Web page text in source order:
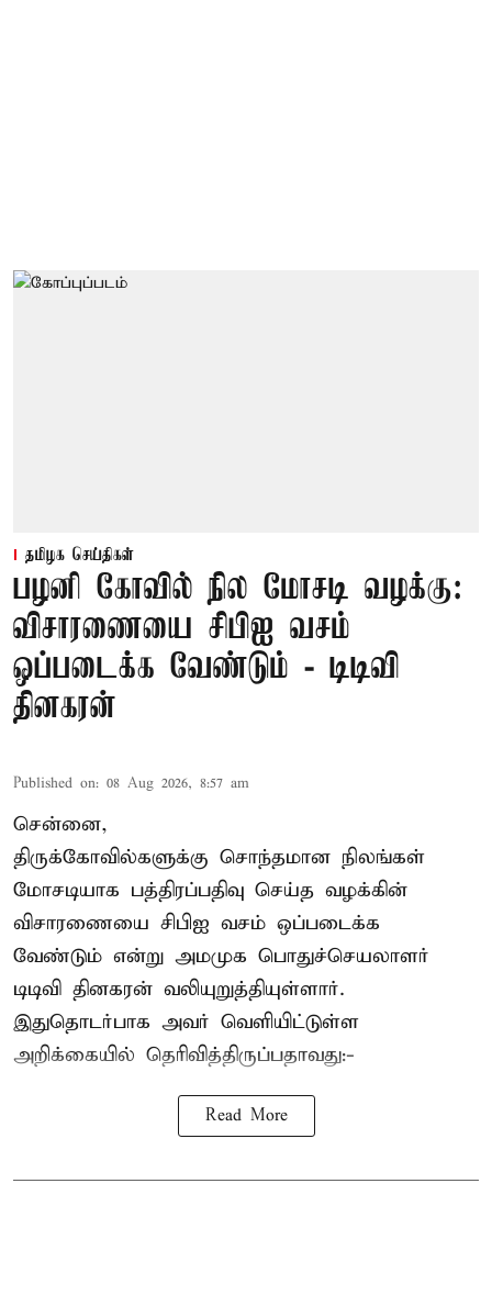
தமிழக செய்திகள்
பழனி கோவில் நில மோசடி வழக்கு:
விசாரணையை சிபிஐ வசம்
ஒப்படைக்க வேண்டும் - டிடிவி
தினகரன்
Published on: 08 Aug 2026, 8:57 am
சென்னை,
திருக்கோவில்களுக்கு சொந்தமான நிலங்கள்
மோசடியாக பத்திரப்பதிவு செய்த வழக்கின்
விசாரணையை சிபிஐ வசம் ஒப்படைக்க
வேண்டும் என்று அமமுக பொதுச்செயலாளர்
டிடிவி தினகரன் வலியுறுத்தியுள்ளார்.
இதுதொடர்பாக அவர் வெளியிட்டுள்ள
அறிக்கையில் தெரிவித்திருப்பதாவது:-
Read More